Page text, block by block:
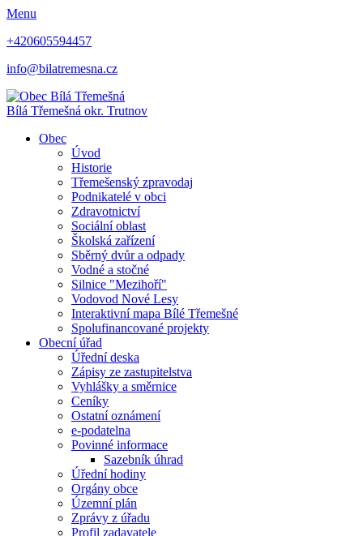
Menu
+420605594457
info@bilatremesna.cz
Bílá Třemešná okr. Trutnov
Obec
Úvod
Historie
Třemešenský zpravodaj
Podnikatelé v obci
Zdravotnictví
Sociální oblast
Školská zařízení
Sběrný dvůr a odpady
Vodné a stočné
Silnice "Mezihoří"
Vodovod Nové Lesy
Interaktivní mapa Bílé Třemešné
Spolufinancované projekty
Obecní úřad
Úřední deska
Zápisy ze zastupitelstva
Vyhlášky a směrnice
Ceníky
Ostatní oznámení
e-podatelna
Povinné informace
Sazebník úhrad
Úřední hodiny
Orgány obce
Územní plán
Zprávy z úřadu
Profil zadavatele